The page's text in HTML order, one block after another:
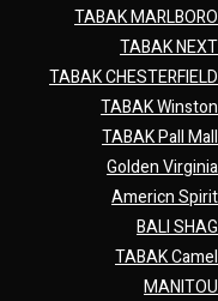
TABAK MARLBORO
TABAK NEXT
TABAK CHESTERFIELD
TABAK Winston
TABAK Pall Mall
Golden Virginia
Americn Spirit
BALI SHAG
TABAK Camel
MANITOU